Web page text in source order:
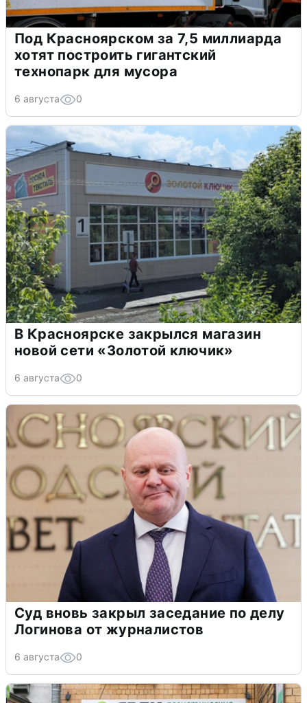
Под Красноярском за 7,5 миллиарда
хотят построить гигантский
технопарк для мусора
6 августа 0
В Красноярске закрылся магазин
новой сети «Золотой ключик»
6 августа 0
Суд вновь закрыл заседание по делу
Логинова от журналистов
6 августа 0